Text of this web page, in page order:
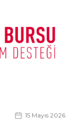
15 Mayıs 2026